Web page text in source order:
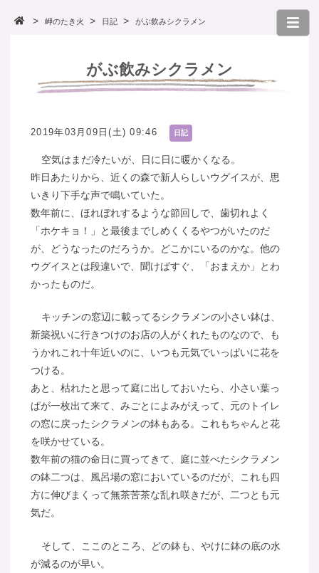
岬のたき火 日記 がぶ飲みシクラメン
がぶ飲みシクラメン
2019年03月09日(土) 09:46 日記
空気はまだ冷たいが、日に日に暖かくなる。
昨日あたりから、近くの森で新人らしいウグイスが、思
いきり下手な声で鳴いていた。
数年前に、ほれぼれするような節回しで、歯切れよく
「ホケキョ！」と最後までしめくくるやつがいたのだ
が、どうなったのだろうか。どこかにいるのかな。他の
ウグイスとは段違いで、聞けばすぐ、「おまえか」とわ
かったものだ。
キッチンの窓辺に載ってるシクラメンの小さい鉢は、
新築祝いに行きつけのお店の人がくれたものなので、も
うかれこれ十年近いのに、いつも元気でいっぱいに花を
つける。
あと、枯れたと思って庭に出しておいたら、小さい葉っ
ぱが一枚出て来て、みごとによみがえって、元のトイレ
の窓に戻ったシクラメンの鉢もある。これもちゃんと花
を咲かせている。
数年前の猫の命日に買ってきて、庭に並べたシクラメン
の鉢二つは、風呂場の窓においているのだが、これも四
方に伸びまくって無茶苦茶な乱れ咲きだが、二つとも元
気だ。
そして、ここのところ、どの鉢も、やけに鉢の底の水
が減るのが早い。